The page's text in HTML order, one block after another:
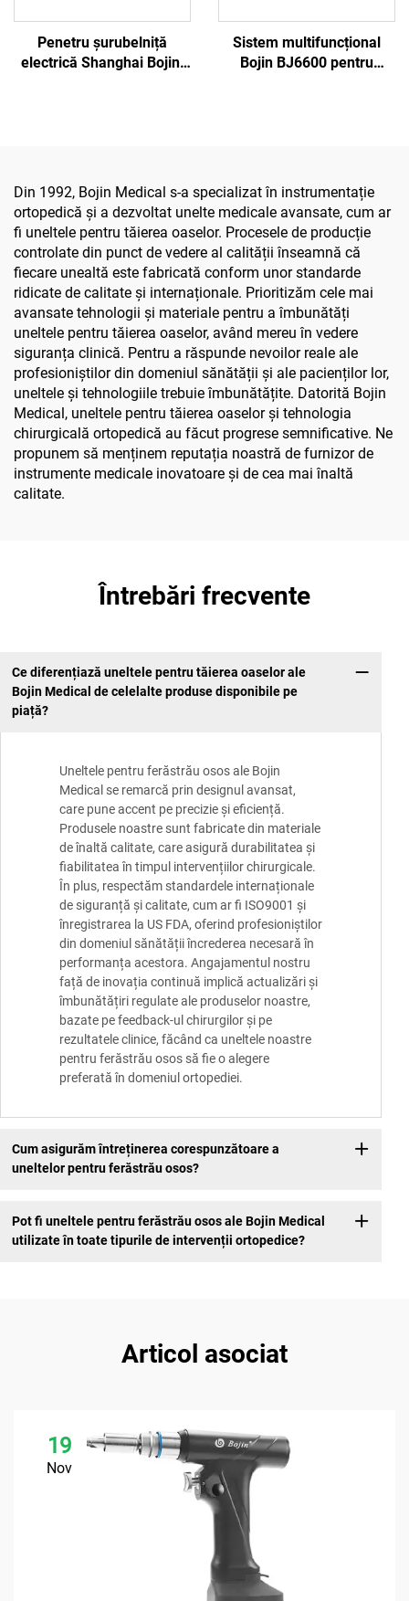
Penetru șurubelniță
electrică Shanghai Bojin,
Sistem multifuncțional
Bojin BJ6600 pentru
traumatică și articulară
Din 1992, Bojin Medical s-a specializat în instrumentație
ortopedică și a dezvoltat unelte medicale avansate, cum ar
fi uneltele pentru tăierea oaselor. Procesele de producție
controlate din punct de vedere al calității înseamnă că
fiecare unealtă este fabricată conform unor standarde
ridicate de calitate și internaționale. Prioritizăm cele mai
avansate tehnologii și materiale pentru a îmbunătăți
uneltele pentru tăierea oaselor, având mereu în vedere
siguranța clinică. Pentru a răspunde nevoilor reale ale
profesioniștilor din domeniul sănătății și ale pacienților lor,
uneltele și tehnologiile trebuie îmbunătățite. Datorită Bojin
Medical, uneltele pentru tăierea oaselor și tehnologia
chirurgicală ortopedică au făcut progrese semnificative. Ne
propunem să menținem reputația noastră de furnizor de
instrumente medicale inovatoare și de cea mai înaltă
calitate.
Întrebări frecvente
Ce diferențiază uneltele pentru tăierea oaselor ale
Bojin Medical de celelalte produse disponibile pe
piață?
Uneltele pentru ferăstrău osos ale Bojin
Medical se remarcă prin designul avansat,
care pune accent pe precizie și eficiență.
Produsele noastre sunt fabricate din materiale
de înaltă calitate, care asigură durabilitatea și
fiabilitatea în timpul intervențiilor chirurgicale.
În plus, respectăm standardele internaționale
de siguranță și calitate, cum ar fi ISO9001 și
înregistrarea la US FDA, oferind profesioniștilor
din domeniul sănătății încrederea necesară în
performanța acestora. Angajamentul nostru
față de inovația continuă implică actualizări și
îmbunătățiri regulate ale produselor noastre,
bazate pe feedback-ul chirurgilor și pe
rezultatele clinice, făcând ca uneltele noastre
pentru ferăstrău osos să fie o alegere
preferată în domeniul ortopediei.
Cum asigurăm întreținerea corespunzătoare a
uneltelor pentru ferăstrău osos?
Pot fi uneltele pentru ferăstrău osos ale Bojin Medical
utilizate în toate tipurile de intervenții ortopedice?
Articol asociat
19
Nov